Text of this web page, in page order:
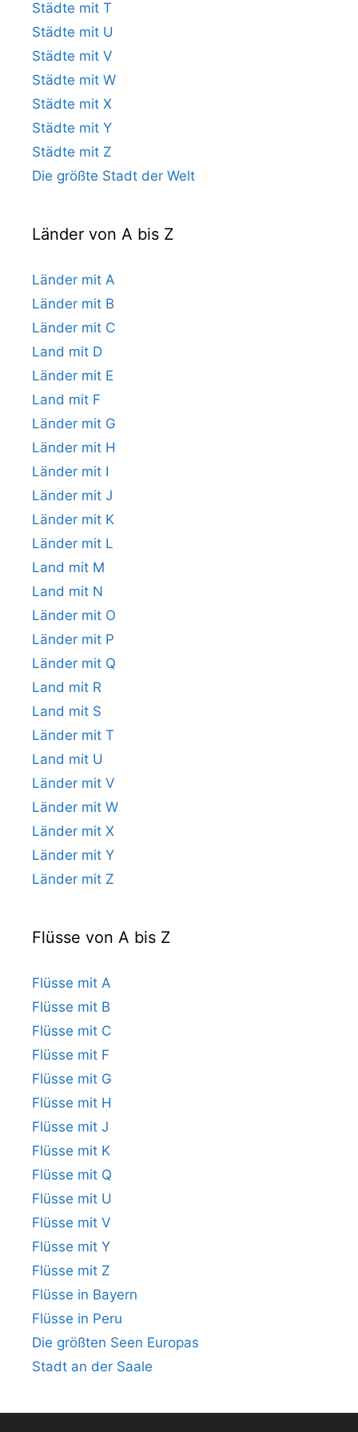
Städte mit T
Städte mit U
Städte mit V
Städte mit W
Städte mit X
Städte mit Y
Städte mit Z
Die größte Stadt der Welt
Länder von A bis Z
Länder mit A
Länder mit B
Länder mit C
Land mit D
Länder mit E
Land mit F
Länder mit G
Länder mit H
Länder mit I
Länder mit J
Länder mit K
Länder mit L
Land mit M
Land mit N
Länder mit O
Länder mit P
Länder mit Q
Land mit R
Land mit S
Länder mit T
Land mit U
Länder mit V
Länder mit W
Länder mit X
Länder mit Y
Länder mit Z
Flüsse von A bis Z
Flüsse mit A
Flüsse mit B
Flüsse mit C
Flüsse mit F
Flüsse mit G
Flüsse mit H
Flüsse mit J
Flüsse mit K
Flüsse mit Q
Flüsse mit U
Flüsse mit V
Flüsse mit Y
Flüsse mit Z
Flüsse in Bayern
Flüsse in Peru
Die größten Seen Europas
Stadt an der Saale